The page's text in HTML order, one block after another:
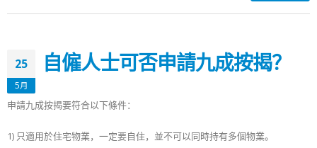
25
5月
自僱人士可否申請九成按揭？
申請九成按揭要符合以下條件：
1) 只適用於住宅物業，一定要自住，並不可以同時持有多個物業。